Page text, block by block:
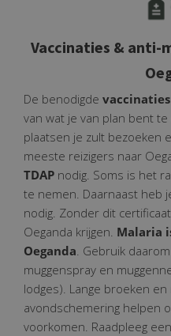
Vaccinaties &
De benodigde
van wat je van plan bent
plaatsen je zult bezoeken
meeste reizigers naar
TDAP nodig. Soms is het
te nemen. Daarnaast heb
nodig. Zonder dit
Oeganda krijgen. Malaria
Oeganda. Gebruik
muggenspray en
lodges). Lange broeken
avondschemering helpen
voorkomen. Raadpleeg